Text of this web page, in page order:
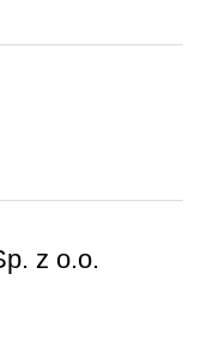
z o.o.